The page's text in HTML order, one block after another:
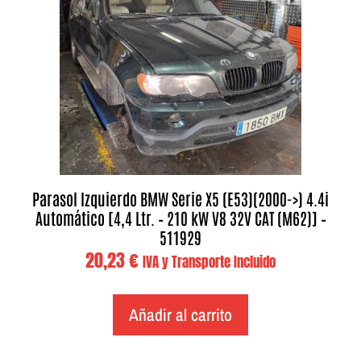
Parasol Izquierdo BMW Serie X5 (E53)(2000->) 4.4i
Automático [4,4 Ltr. – 210 kW V8 32V CAT (M62)] –
511929
20,23€ IVA y Transporte Incluido
Añadir al carrito